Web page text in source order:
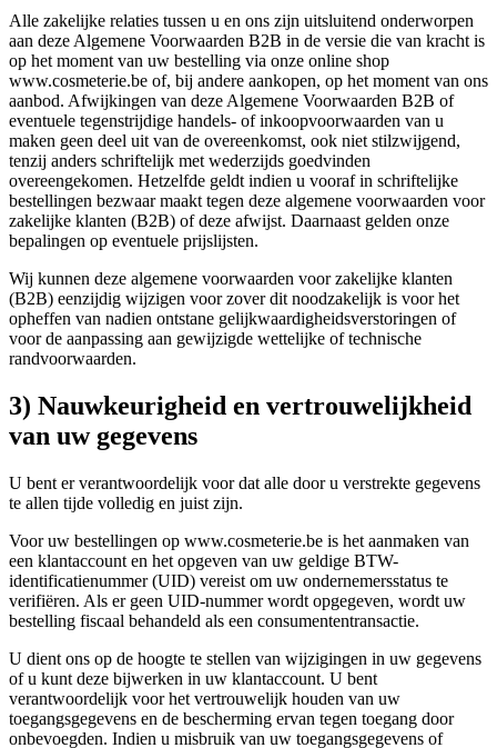
Alle zakelijke relaties tussen u en ons zijn uitsluitend onderworpen
aan deze Algemene Voorwaarden B2B in de versie die van kracht is
op het moment van uw bestelling via onze online shop
www.cosmeterie.be of, bij andere aankopen, op het moment van ons
aanbod. Afwijkingen van deze Algemene Voorwaarden B2B of
eventuele tegenstrijdige handels- of inkoopvoorwaarden van u
maken geen deel uit van de overeenkomst, ook niet stilzwijgend,
tenzij anders schriftelijk met wederzijds goedvinden
overeengekomen. Hetzelfde geldt indien u vooraf in schriftelijke
bestellingen bezwaar maakt tegen deze algemene voorwaarden voor
zakelijke klanten (B2B) of deze afwijst. Daarnaast gelden onze
bepalingen op eventuele prijslijsten.
Wij kunnen deze algemene voorwaarden voor zakelijke klanten
(B2B) eenzijdig wijzigen voor zover dit noodzakelijk is voor het
opheffen van nadien ontstane gelijkwaardigheidsverstoringen of
voor de aanpassing aan gewijzigde wettelijke of technische
randvoorwaarden.
3) Nauwkeurigheid en vertrouwelijkheid
van uw gegevens
U bent er verantwoordelijk voor dat alle door u verstrekte gegevens
te allen tijde volledig en juist zijn.
Voor uw bestellingen op www.cosmeterie.be is het aanmaken van
een klantaccount en het opgeven van uw geldige BTW-
identificatienummer (UID) vereist om uw ondernemersstatus te
verifiëren. Als er geen UID-nummer wordt opgegeven, wordt uw
bestelling fiscaal behandeld als een consumententransactie.
U dient ons op de hoogte te stellen van wijzigingen in uw gegevens
of u kunt deze bijwerken in uw klantaccount. U bent
verantwoordelijk voor het vertrouwelijk houden van uw
toegangsgegevens en de bescherming ervan tegen toegang door
onbevoegden. Indien u misbruik van uw toegangsgegevens of